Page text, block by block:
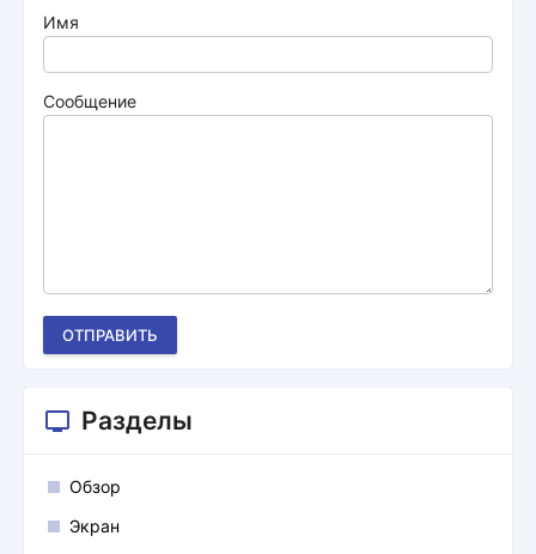
Имя
Сообщение
ОТПРАВИТЬ
Разделы
Обзор
Экран